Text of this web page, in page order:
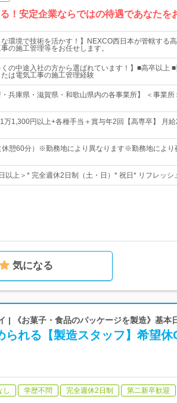
！安定企業ならではの待遇であなたを
な環境で技術を活かす！】NEXCO西日本が管轄する
の施工管理等をお任せします。
くの中途入社の方から選ばれています！】■高卒以上
は電気工事の施工管理経験
・兵庫県・滋賀県・和歌山県内の各事業所】 ＜事業
万1,300円以上+各種手当＋賞与年2回【高専卒】 月
憩60分）※勤務地により異なります※勤務地によ
以上＞* 完全週休2日制（土・日）* 祝日* リフレッ
気になる
| 《お菓子・食品のパッケージを製造》基本
られる【製造スタッフ】希望
し 学歴不問 完全週休2日制 第二新卒歓迎